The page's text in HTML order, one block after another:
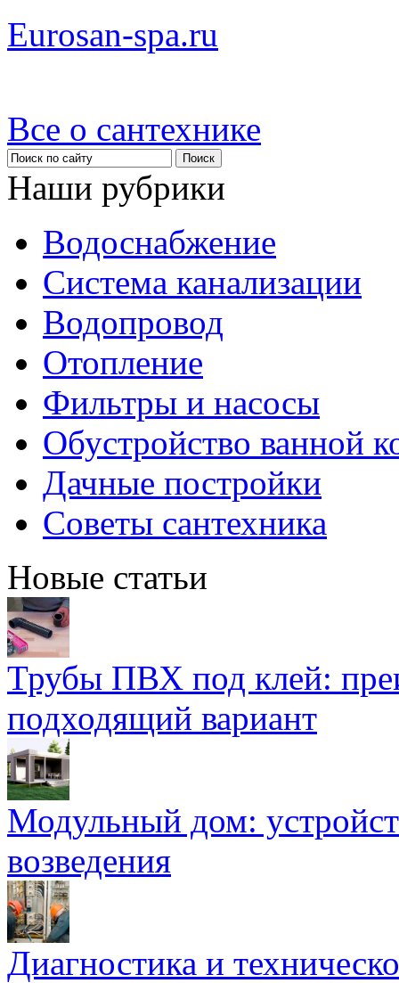
Eurosan-spa.ru
Все о сантехнике
Наши рубрики
Водоснабжение
Система канализации
Водопровод
Отопление
Фильтры и насосы
Обустройство ванной
Дачные постройки
Советы сантехника
Новые статьи
Трубы ПВХ под клей:
подходящий вариант
Модульный дом:
возведения
Диагностика и